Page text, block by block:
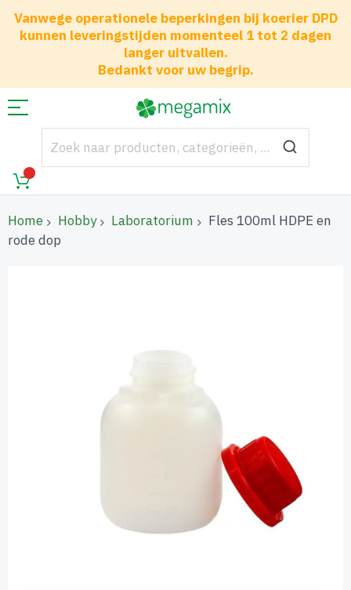
Vanwege operationele beperkingen bij koerier DPD
kunnen leveringstijden momenteel 1 tot 2 dagen
langer uitvallen.
Bedankt voor uw begrip.
Home Hobby Laboratorium
Fles 100ml HDPE en
rode dop